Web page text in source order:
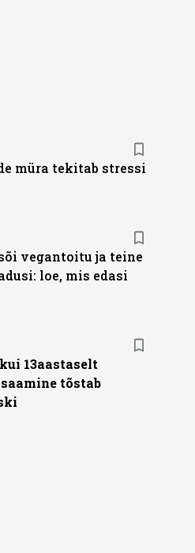
müra tekitab stressi
vegantoitu ja teine
loe, mis edasi
13aastaselt
tõstab